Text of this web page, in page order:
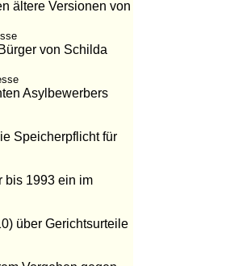
ältere Versionen von
von Schilda
Asylbewerbers
Speicherpflicht für
bis 1993 ein im
über Gerichtsurteile